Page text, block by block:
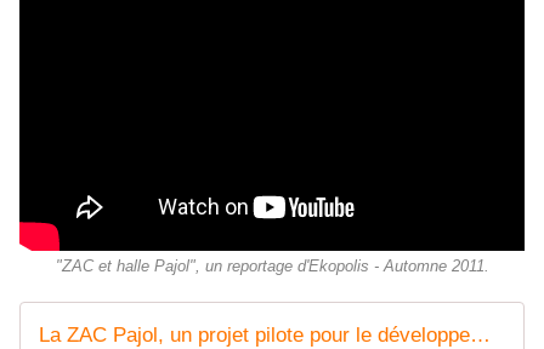
"ZAC et halle Pajol", un reportage d'Ekopolis - Automne 2011.
La ZAC Pajol, un projet pilote pour le développement durable